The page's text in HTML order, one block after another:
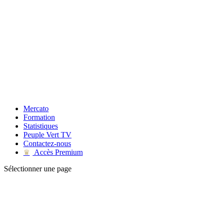
Mercato
Formation
Statistiques
Peuple Vert TV
Contactez-nous
♛
Accès Premium
Sélectionner une page